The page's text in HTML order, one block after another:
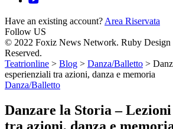
Have an existing account? Area Riservata
Follow US
© 2022 Foxiz News Network. Ruby Design
Reserved.
Teatrionline > Blog > Danza/Balletto >
esperienziali tra azioni, danza e memoria
Danza/Balletto
Danzare la Storia –